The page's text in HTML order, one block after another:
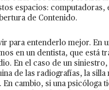
espacios:
de Contenido.
para entenderlo mejor. En
en un dentista, que está
En el caso de un
de las radiografías, la
En cambio, si una